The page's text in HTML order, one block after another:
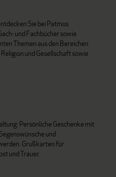
Sie bei Patmos
und Fachbücher sowie
Themen aus den Bereichen
und Gesellschaft sowie
Persönliche Geschenke mit
und
Grußkarten für
und Trauer.